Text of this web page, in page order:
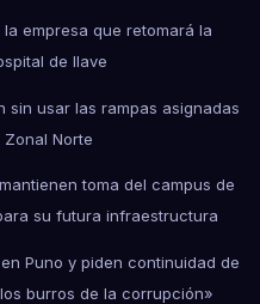
empresa que retomará la
de Ilave
sin usar las rampas asignadas
Norte
toma del campus de
su futura infraestructura
Puno y piden continuidad de
burros de la corrupción»